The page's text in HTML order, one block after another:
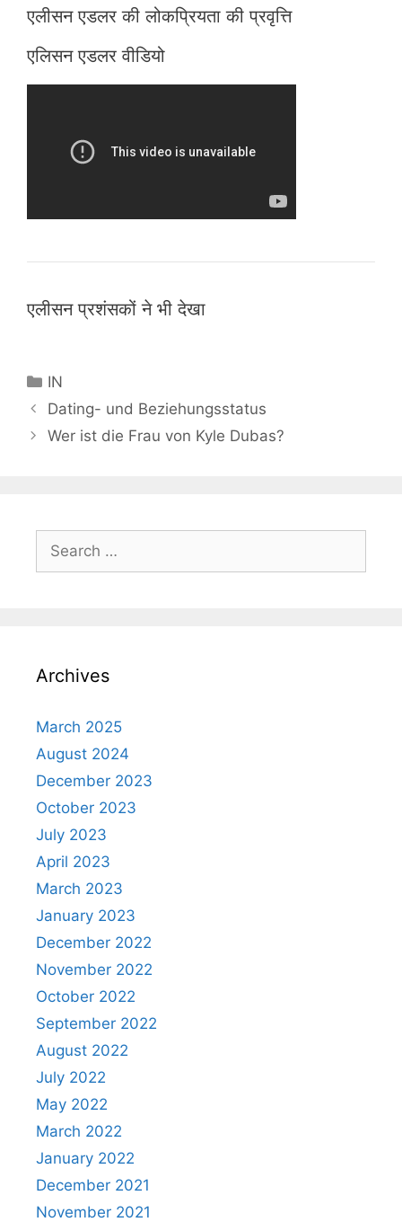
एलीसन एडलर की लोकप्रियता की प्रवृत्ति
एलिसन एडलर वीडियो
एलीसन प्रशंसकों ने भी देखा
Categories
IN
Dating- und Beziehungsstatus
Wer ist die Frau von Kyle Dubas?
for:
Archives
March 2025
August 2024
December 2023
October 2023
July 2023
April 2023
March 2023
January 2023
December 2022
November 2022
October 2022
September 2022
August 2022
July 2022
May 2022
March 2022
January 2022
December 2021
November 2021